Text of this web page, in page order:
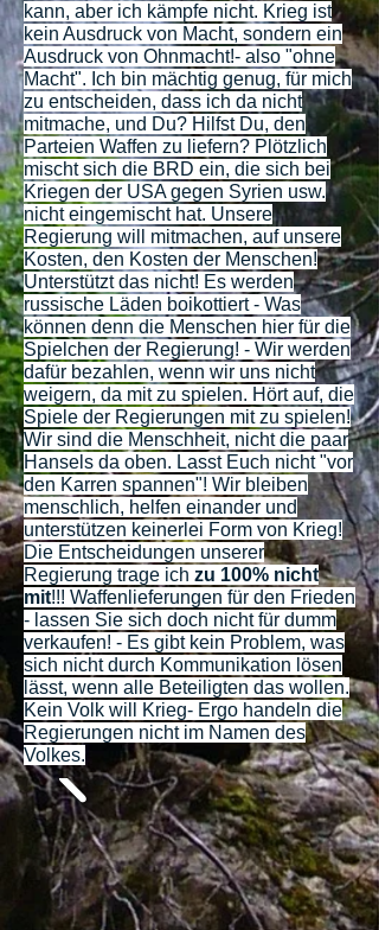
kann, aber ich kämpfe nicht. Krieg ist
kein Ausdruck von Macht, sondern ein
Ausdruck von Ohnmacht!- also "ohne
Macht". Ich bin mächtig genug, für mich
zu entscheiden, dass ich da nicht
mitmache, und Du? Hilfst Du, den
Parteien Waffen zu liefern? Plötzlich
mischt sich die BRD ein, die sich bei
Kriegen der USA gegen Syrien usw.
nicht eingemischt hat. Unsere
Regierung will mitmachen, auf unsere
Kosten, den Kosten der Menschen!
Unterstützt das nicht! Es werden
russische Läden boikottiert - Was
können denn die Menschen hier für die
Spielchen der Regierung! - Wir werden
dafür bezahlen, wenn wir uns nicht
weigern, da mit zu spielen. Hört auf, die
Spiele der Regierungen mit zu spielen!
Wir sind die Menschheit, nicht die paar
Hansels da oben. Lasst Euch nicht "vor
den Karren spannen"! Wir bleiben
menschlich, helfen einander und
unterstützen keinerlei Form von Krieg!
Die Entscheidungen unserer
Regierung trage ich zu 100% nicht
mit!!! Waffenlieferungen für den Frieden
- lassen Sie sich doch nicht für dumm
verkaufen! - Es gibt kein Problem, was
sich nicht durch Kommunikation lösen
lässt, wenn alle Beteiligten das wollen.
Kein Volk will Krieg- Ergo handeln die
Regierungen nicht im Namen des
Volkes.